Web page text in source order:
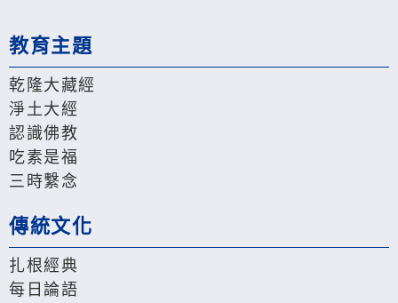
教育主題
乾隆大藏經
淨土大經
認識佛教
吃素是福
三時繫念
傳統文化
扎根經典
每日論語